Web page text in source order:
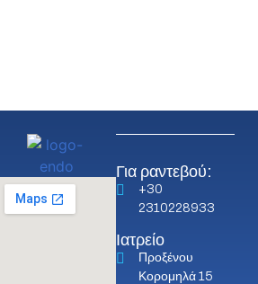
Για ραντεβού:
+30
2310228933
Ιατρείο
Προξένου
Κορομηλά 15